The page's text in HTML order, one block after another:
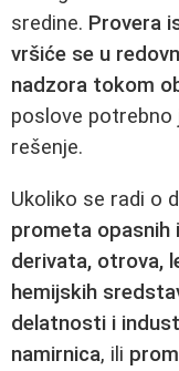
sredine. Provera
vršiće se u
nadzora tokom
poslove potrebno
rešenje.
Ukoliko se radi o
prometa
derivata, otrova,
hemijskih
delatnosti i
namirnica, ili